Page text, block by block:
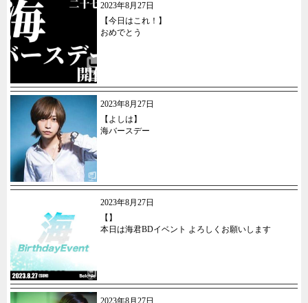
2023年8月27日
【今日はこれ！】
おめでとう
2023年8月27日
【よしは】
海バースデー
2023年8月27日
【】
本日は海君BDイベント よろしくお願いします
2023年8月27日